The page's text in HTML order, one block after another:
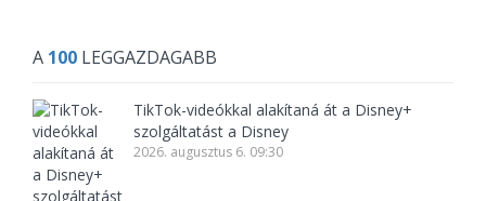
A 100 LEGGAZDAGABB
TikTok-videókkal alakítaná át a Disney+
szolgáltatást a Disney
2026. augusztus 6. 09:30